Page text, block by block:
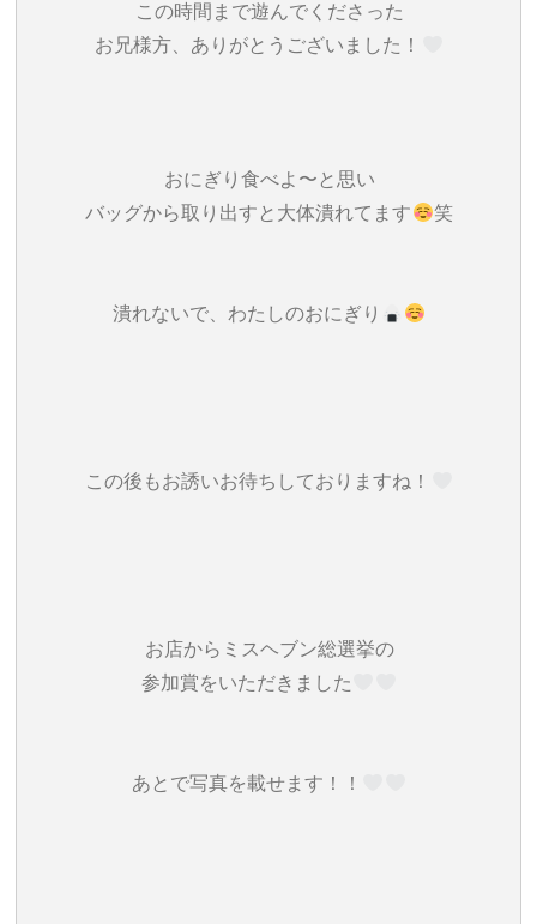
この時間まで遊んでくださった
お兄様方、ありがとうございました！‎
おにぎり食べよ〜と思い
バッグから取り出すと大体潰れてます
‎笑
潰れないで、わたしのおにぎり
この後もお誘いお待ちしておりますね！‎
お店からミスヘブン総選挙の
参加賞をいただきました‎
あとで写真を載せます！！‎